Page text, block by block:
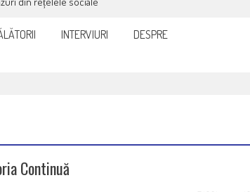
INTERVIURI DESPRE
Continuă